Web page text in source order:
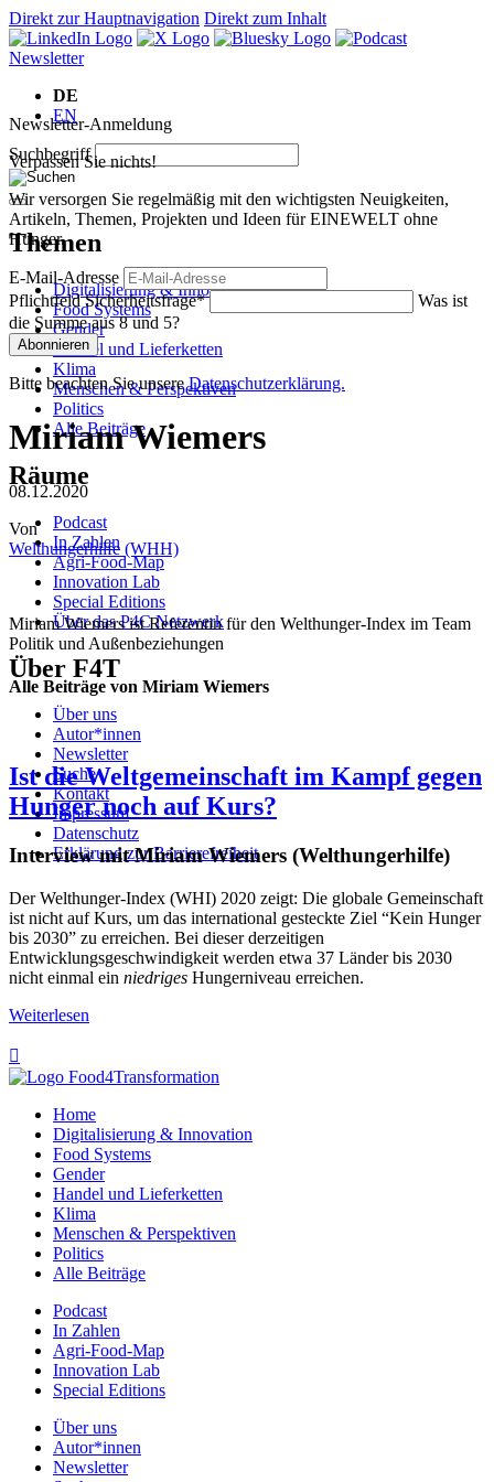
Direkt zur Hauptnavigation Direkt zum Inhalt
Newsletter
DE
EN
Suchbegriff
Themen
Digitalisierung & Innovation
Food Systems
Gender
Handel und Lieferketten
Klima
Menschen & Perspektiven
Politics
Alle Beiträge
Räume
Podcast
In Zahlen
Agri-Food-Map
Innovation Lab
Special Editions
Über das P4C Netzwerk
Über F4T
Über uns
Autor*innen
Newsletter
Suche
Kontakt
Impressum
Datenschutz
Erklärung zur Barrierefreiheit
Newsletter-Anmeldung
Verpassen Sie nichts!
Wir versorgen Sie regelmäßig mit den wichtigsten Neuigkeiten,
Artikeln, Themen, Projekten und Ideen für EINEWELT ohne
Hunger.
E-Mail-Adresse
PflichtfeldSicherheitsfrage*
Was ist
die Summe aus 8 und 5?
Abonnieren
Bitte beachten Sie unsereDatenschutzerklärung.
Miriam Wiemers
08.12.2020
Von
Welthungerhilfe (WHH)
Miriam Wiemers ist Referentin für den Welthunger-Index im Team
Politik und Außenbeziehungen
Alle Beiträge von Miriam Wiemers
Ist die Weltgemeinschaft im Kampf gegen
Hunger noch auf Kurs?
Interview mit Miriam Wiemers (Welthungerhilfe)
Der Welthunger-Index (WHI) 2020 zeigt: Die globale Gemeinschaft
ist nicht auf Kurs, um das international gesteckte Ziel “Kein Hunger
bis 2030” zu erreichen. Bei dieser derzeitigen
Entwicklungsgeschwindigkeit werden etwa 37 Länder bis 2030
nicht einmal ein niedriges Hungerniveau erreichen.
Weiterlesen

Home
Digitalisierung & Innovation
Food Systems
Gender
Handel und Lieferketten
Klima
Menschen & Perspektiven
Politics
Alle Beiträge
Podcast
In Zahlen
Agri-Food-Map
Innovation Lab
Special Editions
Über uns
Autor*innen
Newsletter